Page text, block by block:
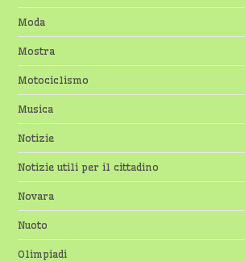
Moda
Mostra
Motociclismo
Musica
Notizie
Notizie utili per il cittadino
Novara
Nuoto
Olimpiadi